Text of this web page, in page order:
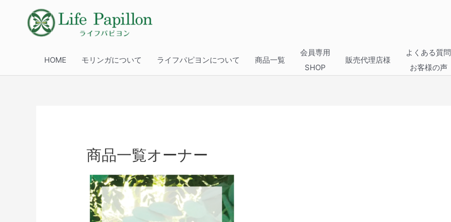
HOME モリンガについて ライフパピヨンについて 商品一覧
会員専用
SHOP
販売代理店様
よくある質問
お客様の声
商品一覧オーナー